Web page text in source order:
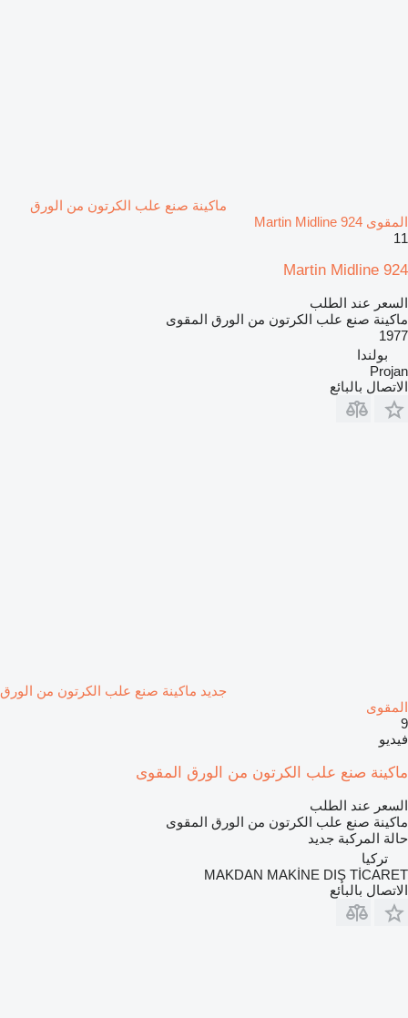
ماكينة صنع علب الكرتون من الورق
المقوى Martin Midline 924
11
Martin Midline 924
السعر عند الطلب
ماكينة صنع علب الكرتون من الورق المقوى
1977
بولندا
Projan
الاتصال بالبائع
جديد ماكينة صنع علب الكرتون من الورق
المقوى
9
فيديو
ماكينة صنع علب الكرتون من الورق المقوى
السعر عند الطلب
ماكينة صنع علب الكرتون من الورق المقوى
حالة المركبة جديد
تركيا
MAKDAN MAKİNE DIŞ TİCARET
الاتصال بالبائع